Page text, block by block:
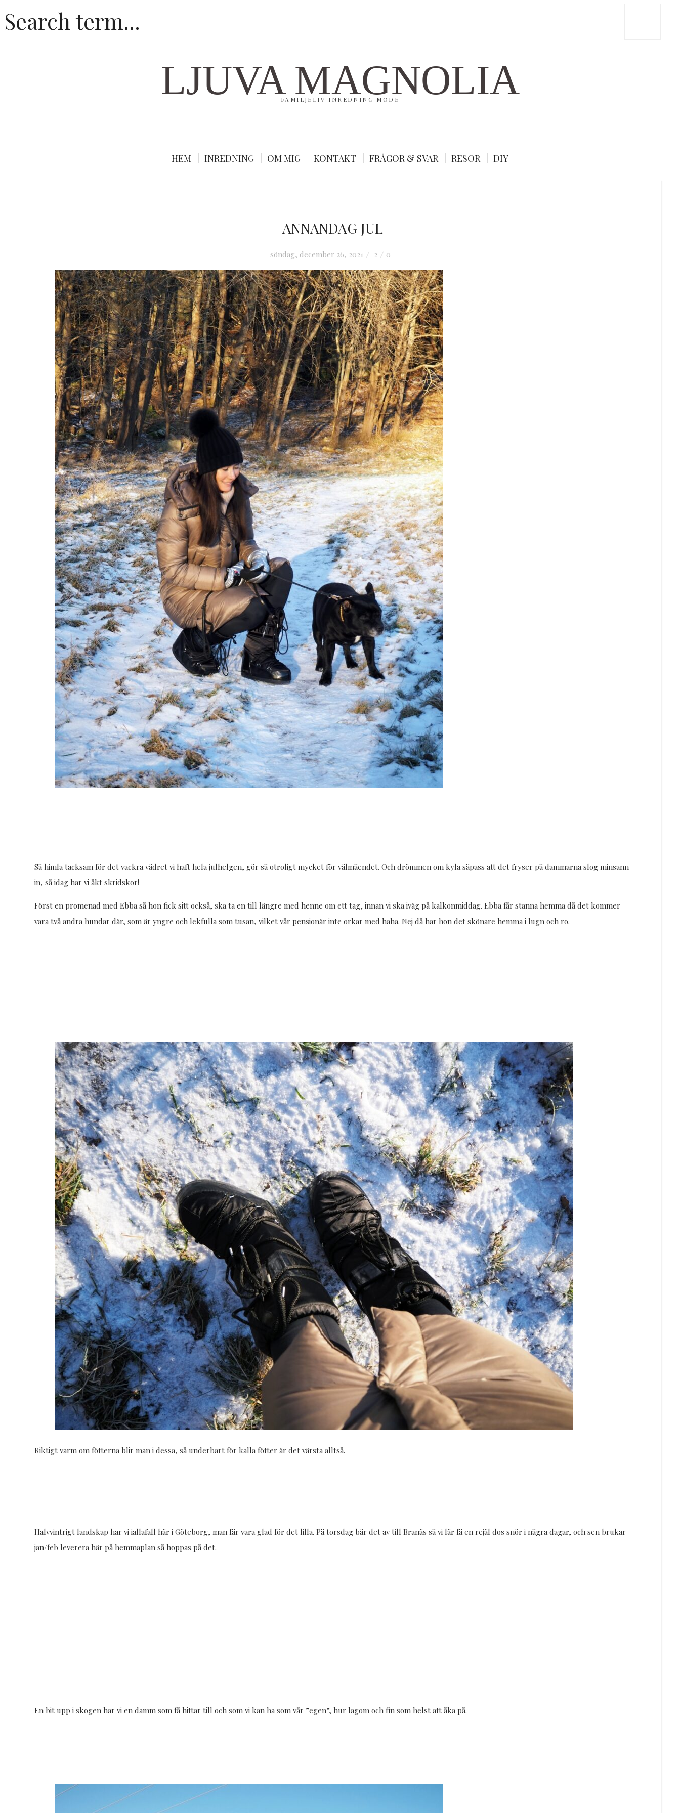
LJUVA MAGNOLIA
FAMILJELIV INREDNING MODE
HEM INREDNING OM MIG KONTAKT FRÅGOR & SVAR RESOR DIY
ANNANDAG JUL
söndag, december 26, 2021 2 0
Så himla tacksam för det vackra vädret vi haft hela julhelgen, gör så otroligt mycket för välmåendet. Och drömmen om kyla såpass att det fryser på dammarna slog minsann
in, så idag har vi åkt skridskor!
Först en promenad med Ebba så hon fick sitt också, ska ta en till längre med henne om ett tag, innan vi ska iväg på kalkonmiddag. Ebba får stanna hemma då det kommer
vara två andra hundar där, som är yngre och lekfulla som tusan, vilket vår pensionär inte orkar med haha. Nej då har hon det skönare hemma i lugn och ro.
Riktigt varm om fötterna blir man i dessa, så underbart för kalla fötter är det värsta alltså.
Halvvintrigt landskap har vi iallafall här i Göteborg, man får vara glad för det lilla. På torsdag bär det av till Branäs så vi lär få en rejäl dos snör i några dagar, och sen brukar
jan/feb leverera här på hemmaplan så hoppas på det.
En bit upp i skogen har vi en damm som få hittar till och som vi kan ha som vår ”egen”, hur lagom och fin som helst att åka på.